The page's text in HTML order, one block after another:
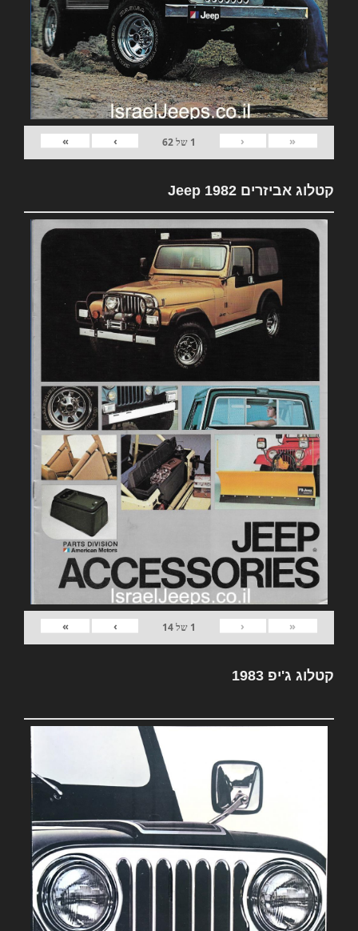
«
‹
1 של62
›
»
קטלוג אביזרים 1982 Jeep
«
‹
1 של14
›
»
קטלוג ג'יפ 1983